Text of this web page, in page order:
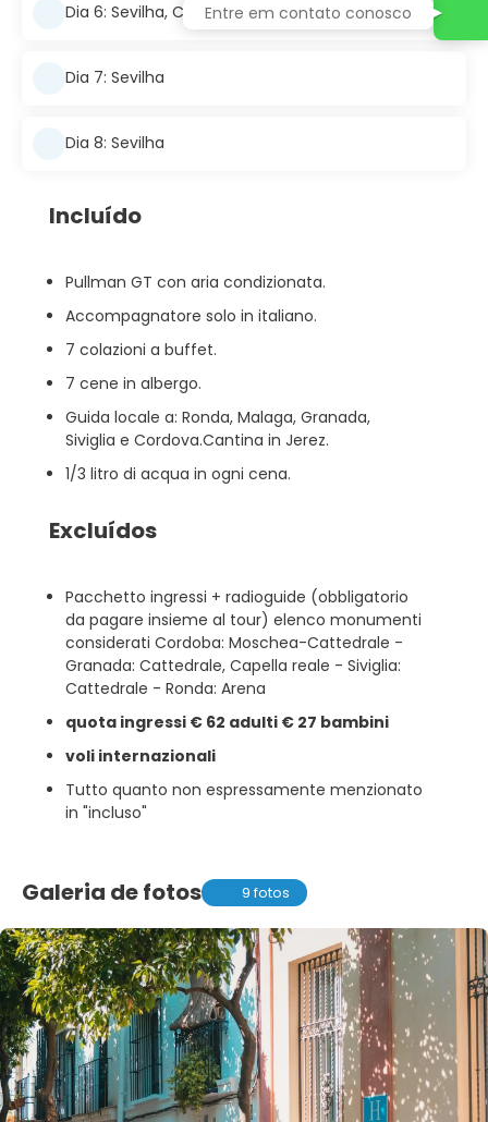
Dia 6: Sevilha, Cadiz, Jerez, Sevilha
Dia 7: Sevilha
Dia 8: Sevilha
Incluído
Pullman GT con aria condizionata.
Accompagnatore solo in italiano.
7 colazioni a buffet.
7 cene in albergo.
Guida locale a: Ronda, Malaga, Granada,
Siviglia e Cordova.Cantina in Jerez.
1/3 litro di acqua in ogni cena.
Excluídos
Pacchetto ingressi + radioguide (obbligatorio
da pagare insieme al tour) elenco monumenti
considerati Cordoba: Moschea-Cattedrale -
Granada: Cattedrale, Capella reale - Siviglia:
Cattedrale - Ronda: Arena
quota ingressi € 62 adulti € 27 bambini
voli internazionali
Tutto quanto non espressamente menzionato
in "incluso"
Galeria de fotos 9 fotos
Entre em contato conosco